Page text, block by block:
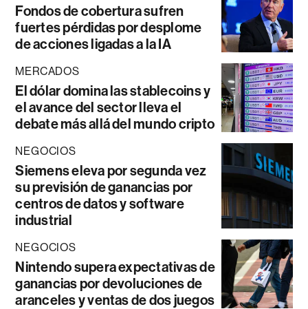
Fondos de cobertura sufren
fuertes pérdidas por desplome
de acciones ligadas a la IA
MERCADOS
El dólar domina las stablecoins y
el avance del sector lleva el
debate más allá del mundo cripto
NEGOCIOS
Siemens eleva por segunda vez
su previsión de ganancias por
centros de datos y software
industrial
NEGOCIOS
Nintendo supera expectativas de
ganancias por devoluciones de
aranceles y ventas de dos juegos